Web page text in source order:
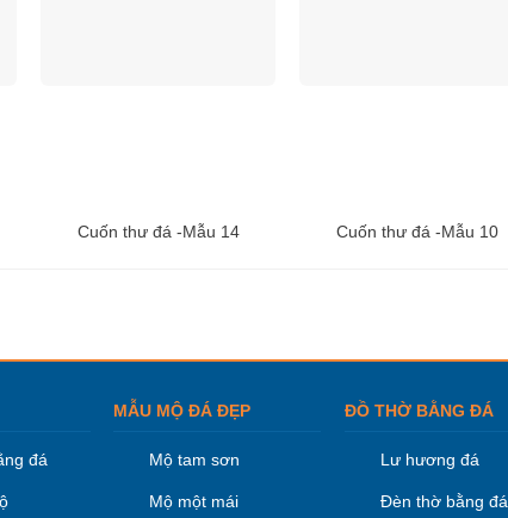
Cuốn thư đá -Mẫu 14 Cuốn thư đá -Mẫu 10
đá
MẪU MỘ ĐÁ ĐẸP
Mộ tam sơn
Mộ một mái
ĐỒ THỜ BẰNG ĐÁ
Lư hương đá
Đèn thờ bằng đá